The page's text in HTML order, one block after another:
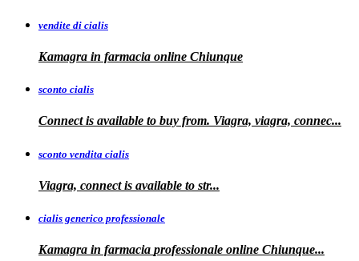
vendite di cialis
Kamagra in farmacia online Chiunque
sconto cialis
Connect is available to buy from. Viagra, viagra, connec...
sconto vendita cialis
Viagra, connect is available to str...
cialis generico professionale
Kamagra in farmacia professionale online Chiunque...